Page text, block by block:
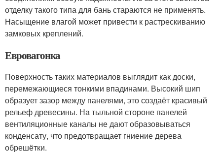
отделку такого типа для бань стараются не применять.
Насыщение влагой может привести к растрескиванию
замковых креплений.
Евровагонка
Поверхность таких материалов выглядит как доски,
перемежающиеся тонкими впадинами. Высокий шип
образует зазор между панелями, это создаёт красивый
рельеф древесины. На тыльной стороне панелей
вентиляционные каналы не дают образовываться
конденсату, что предотвращает гниение дерева
обрешётки.